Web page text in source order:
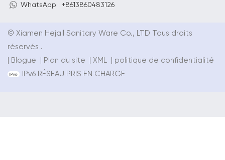
WhatsApp : +8613860483126
© Xiamen Hejall Sanitary Ware Co., LTD Tous droits
réservés .
Blogue Plan du site XML
politique de confidentialité
IPv6 RÉSEAU PRIS EN CHARGE